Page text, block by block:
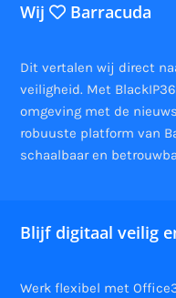
Wij Barracuda
Dit vertalen wij direct
veiligheid. Met
omgeving met de
robuuste platform van
schaalbaar en
Blijf digitaal veilig
Werk flexibel met